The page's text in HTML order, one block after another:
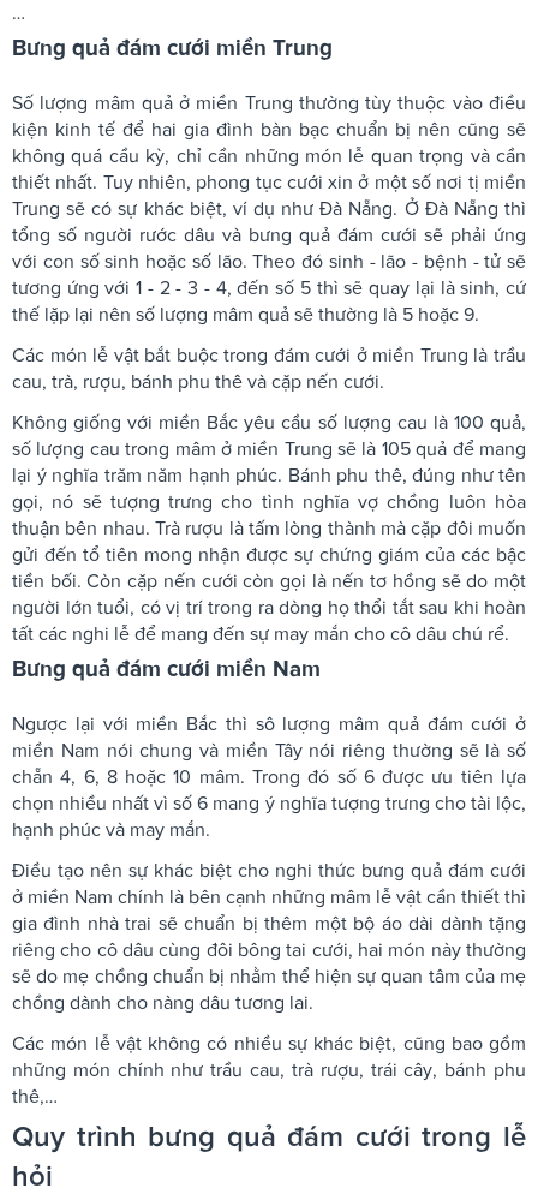
…
Bưng quả đám cưới miền Trung
Số lượng mâm quả ở miền Trung thường tùy thuộc vào điều
kiện kinh tế để hai gia đình bàn bạc chuẩn bị nên cũng sẽ
không quá cầu kỳ, chỉ cần những món lễ quan trọng và cần
thiết nhất. Tuy nhiên, phong tục cưới xin ở một số nơi tị miền
Trung sẽ có sự khác biệt, ví dụ như Đà Nẵng. Ở Đà Nẵng thì
tổng số người rước dâu và bưng quả đám cưới sẽ phải ứng
với con số sinh hoặc số lão. Theo đó sinh - lão - bệnh - tử sẽ
tương ứng với 1 - 2 - 3 - 4, đến số 5 thì sẽ quay lại là sinh, cứ
thế lặp lại nên số lượng mâm quả sẽ thường là 5 hoặc 9.
Các món lễ vật bắt buộc trong đám cưới ở miền Trung là trầu
cau, trà, rượu, bánh phu thê và cặp nến cưới.
Không giống với miền Bắc yêu cầu số lượng cau là 100 quả,
số lượng cau trong mâm ở miền Trung sẽ là 105 quả để mang
lại ý nghĩa trăm năm hạnh phúc. Bánh phu thê, đúng như tên
gọi, nó sẽ tượng trưng cho tình nghĩa vợ chồng luôn hòa
thuận bên nhau. Trà rượu là tấm lòng thành mà cặp đôi muốn
gửi đến tổ tiên mong nhận được sự chứng giám của các bậc
tiền bối. Còn cặp nến cưới còn gọi là nến tơ hồng sẽ do một
người lớn tuổi, có vị trí trong ra dòng họ thổi tắt sau khi hoàn
tất các nghi lễ để mang đến sự may mắn cho cô dâu chú rể.
Bưng quả đám cưới miền Nam
Ngược lại với miền Bắc thì sô lượng mâm quả đám cưới ở
miền Nam nói chung và miền Tây nói riêng thường sẽ là số
chẵn 4, 6, 8 hoặc 10 mâm. Trong đó số 6 được ưu tiên lựa
chọn nhiều nhất vì số 6 mang ý nghĩa tượng trưng cho tài lộc,
hạnh phúc và may mắn.
Điều tạo nên sự khác biệt cho nghi thức bưng quả đám cưới
ở miền Nam chính là bên cạnh những mâm lễ vật cần thiết thì
gia đình nhà trai sẽ chuẩn bị thêm một bộ áo dài dành tặng
riêng cho cô dâu cùng đôi bông tai cưới, hai món này thường
sẽ do mẹ chồng chuẩn bị nhằm thể hiện sự quan tâm của mẹ
chồng dành cho nàng dâu tương lai.
Các món lễ vật không có nhiều sự khác biệt, cũng bao gồm
những món chính như trầu cau, trà rượu, trái cây, bánh phu
thê,…
Quy trình bưng quả đám cưới trong lễ
hỏi